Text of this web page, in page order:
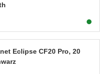
Eclipse CF20 Pro, 20